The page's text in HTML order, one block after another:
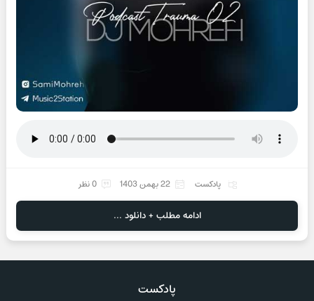
پادکست 22 بهمن 1403 0 نظر
ادامه مطلب + دانلود ...
پادکست